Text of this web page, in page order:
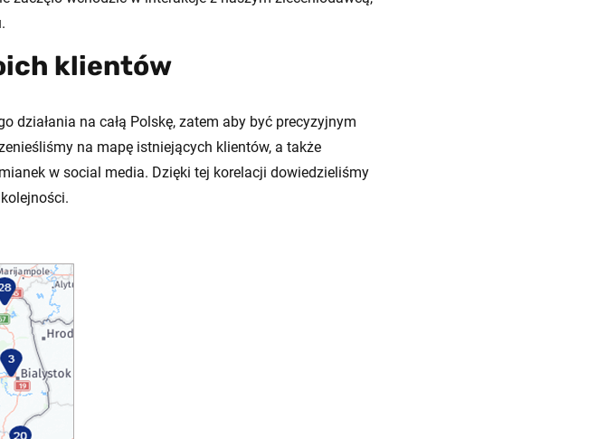
klientów
działania na całą Polskę, zatem aby być precyzyjnym
na mapę istniejących klientów, a także
w social media. Dzięki tej korelacji dowiedzieliśmy